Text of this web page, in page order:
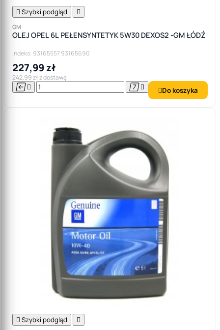
 Szybki podgląd 
GM
OLEJ OPEL 6L PEŁENSYNTETYK 5W30 DEXOS2 -GM ŁÓDŹ
Indeks: 93165557 93165690
227,99 zł
242,99 zł z dostawą
    Do koszyka
 Szybki podgląd 